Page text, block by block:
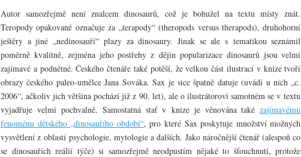
Autor samozřejmě není znalcem dinosaurů, což je bohužel na textu místy znát.
Teropody opakovaně označuje za „terapody“ (theropods versus therapods), druhohorní
ještěry a jiné „nedinosauří“ plazy za dinosaury. Jinak se ale s tematikou seznámil
poměrně kvalitně, zejména jeho postřehy z dějin popularizace dinosaurů jsou velmi
zajímavé a podnětné. Českého čtenáře také potěší, že velkou část ilustrací v knize tvoří
obrazy českého paleo-umělce Jana Sováka. Sax je sice špatně datuje (uvádí u nich „c.
2006“, ačkoliv jich většina pochází již z 90. let), ale o ilustrátorovi samotném se v textu
vyjadřuje velmi pochvalně. Samostatná stať v knize je věnována takézajímavému
fenoménu dětského „dinosauřího období“, pro které Sax poskytuje množství možných
vysvětlení z oblastí psychologie, mytologie a dalších. Jako náročnější čtenář (alespoň co
se dinosauřích reálií týče) si samozřejmě neodpustím nějaké to šťouchnutí, protože